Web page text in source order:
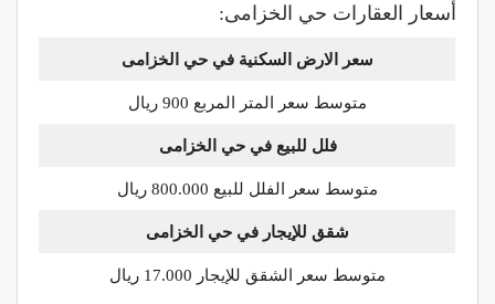
أسعار العقارات حي الخزامى:
سعر الارض السكنية في حي الخزامى
متوسط سعر المتر المربع 900 ريال
فلل للبيع في حي الخزامى
متوسط سعر الفلل للبيع 800.000 ريال
شقق للإيجار في حي الخزامى
متوسط سعر الشقق للإيجار 17.000 ريال